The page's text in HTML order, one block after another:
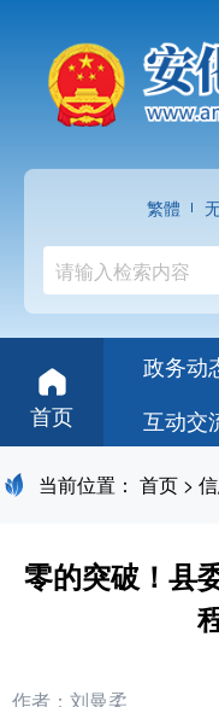
繁體
首页
政务动
互动交
当前位置： 首页 >
零的突破！县
作者：刘曼柔